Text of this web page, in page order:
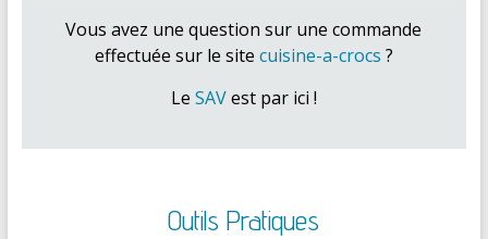
Vous avez une question sur une commande
effectuée sur le site cuisine-a-crocs ?
Le SAVest par ici !
Outils Pratiques